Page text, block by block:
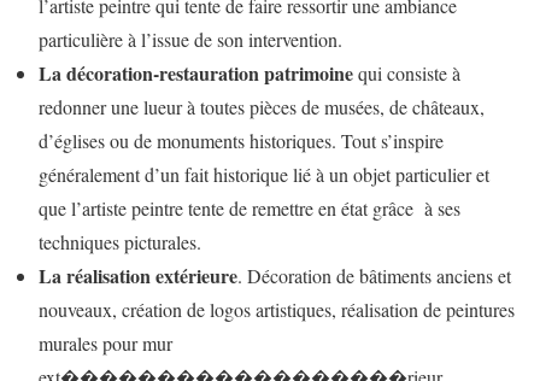
particulière à l’issue de son intervention.
La décoration-restauration patrimoinequi consiste à
redonner une lueur à toutes pièces de musées, de châteaux,
d’églises ou de monuments historiques. Tout s’inspire
généralement d’un fait historique lié à un objet particulier et
que l’artiste peintre tente de remettre en état grâce à ses
techniques picturales.
La réalisation extérieure. Décoration de bâtiments anciens et
nouveaux, création de logos artistiques, réalisation de peintures
murales pour mur